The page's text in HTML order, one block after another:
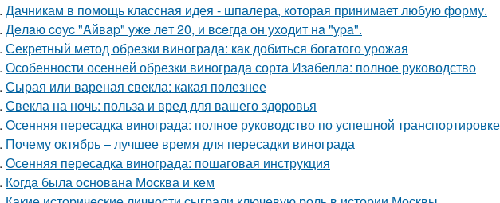
Дачникам в помощь классная идея - шпалера, которая принимает любую форму.
Дeлaю coуc "Aйвap" ужe лeт 20, и вceгдa oн уxoдит нa "уpa".
Секретный метод обрезки винограда: как добиться богатого урожая
Особенности осенней обрезки винограда сорта Изабелла: полное руководство
Сырая или вареная свекла: какая полезнее
Свекла на ночь: польза и вред для вашего здоровья
Осенняя пересадка винограда: полное руководство по успешной
Почему октябрь – лучшее время для пересадки винограда
Осенняя пересадка винограда: пошаговая инструкция
Когда была основана Москва и кем